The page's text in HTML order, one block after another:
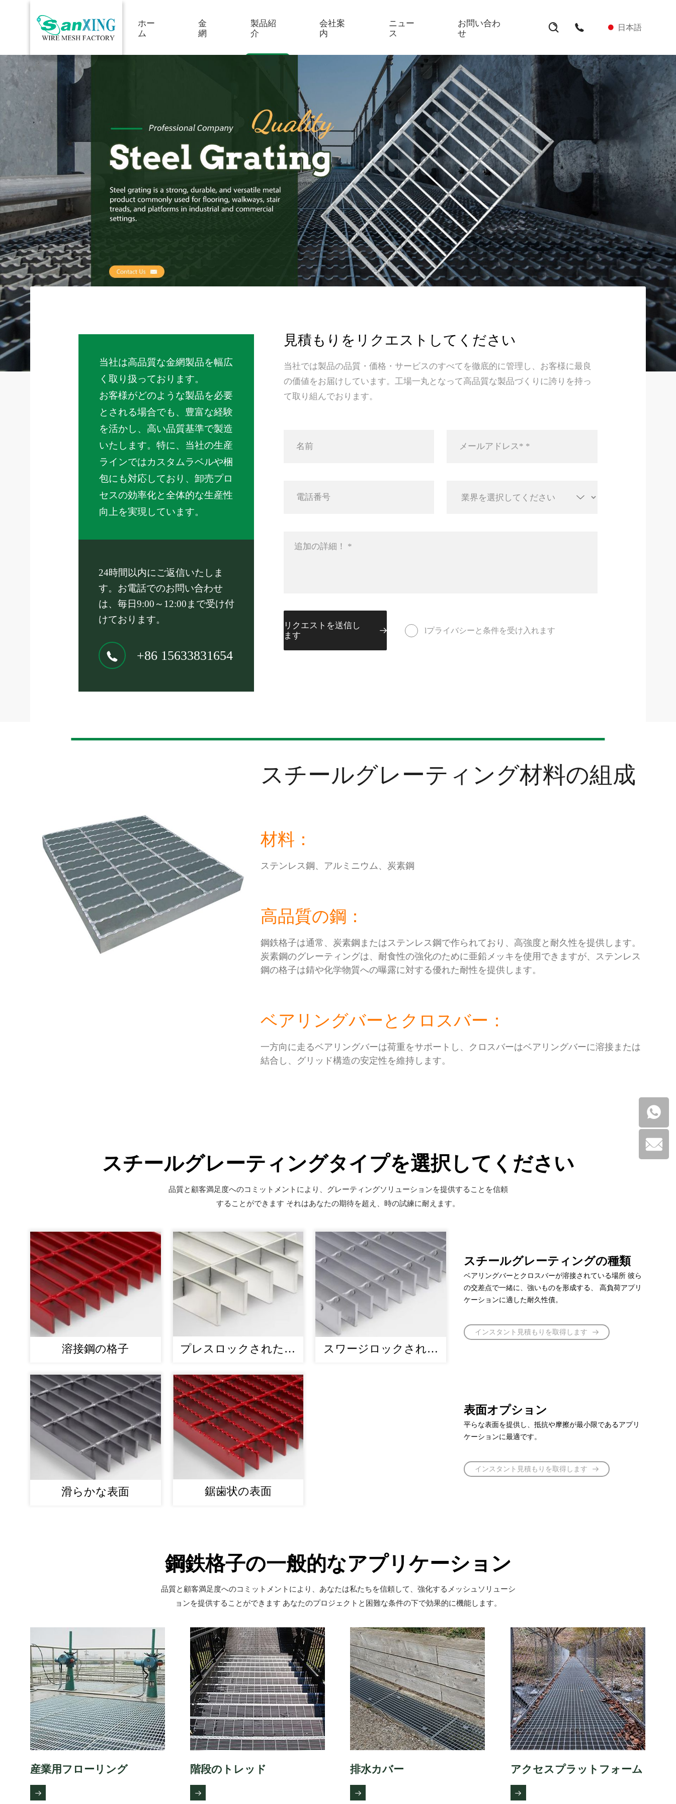
ホー
ム
金
網
製品紹
介
会社案
内
ニュー
ス
お問い合わ
せ
日本語
当社は高品質な金網製品を幅広
く取り扱っております。
お客様がどのような製品を必要
とされる場合でも、豊富な経験
を活かし、高い品質基準で製造
いたします。特に、当社の生産
ラインではカスタムラベルや梱
包にも対応しており、卸売プロ
セスの効率化と全体的な生産性
向上を実現しています。
24時間以内にご返信いたしま
す。お電話でのお問い合わせ
は、毎日9:00～12:00まで受け付
けております。
+86 15633831654
見積もりをリクエストしてください
当社では製品の品質・価格・サービスのすべてを徹底的に管理し、お客様に最良
の価値をお届けしています。工場一丸となって高品質な製品づくりに誇りを持っ
て取り組んでおります。
リクエストを送信し
ます
lプライバシーと条件を受け入れます
スチールグレーティング材料の組成
材料：
ステンレス鋼、アルミニウム、炭素鋼
高品質の鋼：
鋼鉄格子は通常、炭素鋼またはステンレス鋼で作られており、高強度と耐久性を提供します。
炭素鋼のグレーティングは、耐食性の強化のために亜鉛メッキを使用できますが、ステンレス
鋼の格子は錆や化学物質への曝露に対する優れた耐性を提供します。
ベアリングバーとクロスバー：
一方向に走るベアリングバーは荷重をサポートし、クロスバーはベアリングバーに溶接または
結合し、グリッド構造の安定性を維持します。
スチールグレーティングタイプを選択してください
品質と顧客満足度へのコミットメントにより、グレーティングソリューションを提供することを信頼
することができます それはあなたの期待を超え、時の試練に耐えます。
溶接鋼の格子
プレスロックされたグ
スワージロックされた
スチールグレーティングの種類
ベアリングバーとクロスバーが溶接されている場所 彼ら
の交差点で一緒に、強いものを形成する、 高負荷アプリ
ケーションに適した耐久性債。
インスタント見積もりを取得します
滑らかな表面 鋸歯状の表面
表面オプション
平らな表面を提供し、抵抗や摩擦が最小限であるアプリ
ケーションに最適です。
インスタント見積もりを取得します
鋼鉄格子の一般的なアプリケーション
品質と顧客満足度へのコミットメントにより、あなたは私たちを信頼して、強化するメッシュソリューシ
ョンを提供することができます あなたのプロジェクトと困難な条件の下で効果的に機能します。
産業用フローリング 階段のトレッド 排水カバー アクセスプラットフォーム